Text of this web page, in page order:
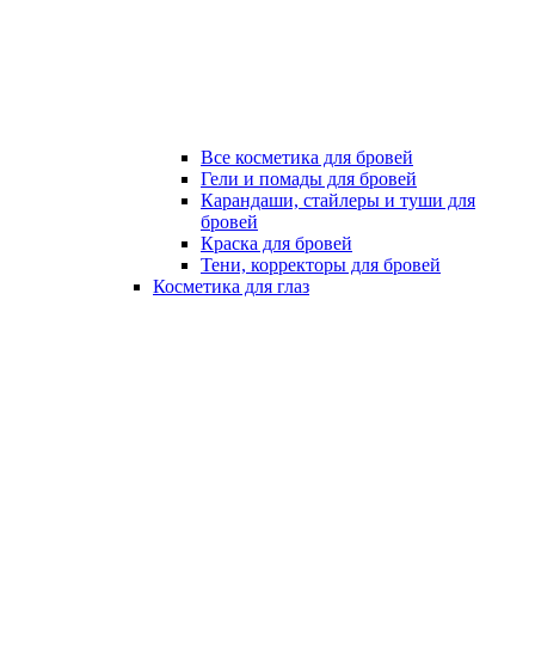
Все косметика для бровей
Гели и помады для бровей
Карандаши, стайлеры и туши для
бровей
Краска для бровей
Тени, корректоры для бровей
Косметика для глаз